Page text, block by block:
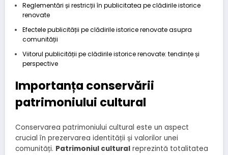
Reglementări și restricții în publicitatea pe clădirile istorice
renovate
Efectele publicității pe clădirile istorice renovate asupra
comunității
Viitorul publicității pe clădirile istorice renovate: tendințe și
perspective
Importanța conservării
patrimoniului cultural
Conservarea patrimoniului cultural este un aspect
crucial în prezervarea identității și valorilor unei
comunități. Patrimoniul cultural reprezintă totalitatea